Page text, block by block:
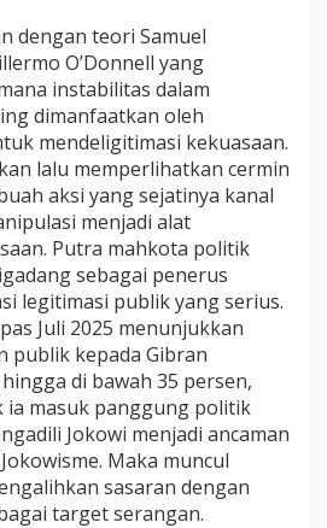
dengan teori Samuel
O’Donnell yang
instabilitas dalam
dimanfaatkan oleh
mendeligitimasi kekuasaan.
lalu memperlihatkan cermin
aksi yang sejatinya kanal
menjadi alat
Putra mahkota politik
sebagai penerus
legitimasi publik yang serius.
Juli 2025 menunjukkan
publik kepada Gibran
di bawah 35 persen,
ia masuk panggung politik
Jokowi menjadi ancaman
Maka muncul
sasaran dengan
target serangan.